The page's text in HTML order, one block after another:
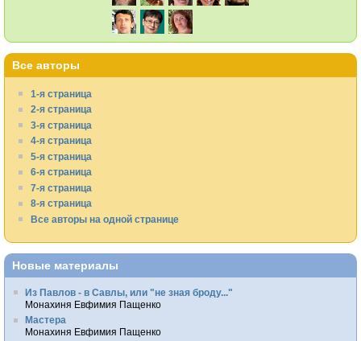
Все авторы
1-я страница
2-я страница
3-я страница
4-я страница
5-я страница
6-я страница
7-я страница
8-я страница
Все авторы на одной странице
Новые материалы
Из Павлов - в Савлы, или "не зная броду..."
Монахиня Евфимия Пащенко
Мастера
Монахиня Евфимия Пащенко